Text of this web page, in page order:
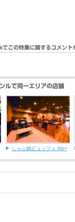
しゃぶ鍋ビュッフェ NS+